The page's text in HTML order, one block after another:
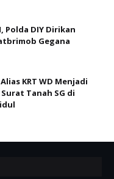
Polda DIY Dirikan
Gegana
KRT WD Menjadi
Tanah SG di